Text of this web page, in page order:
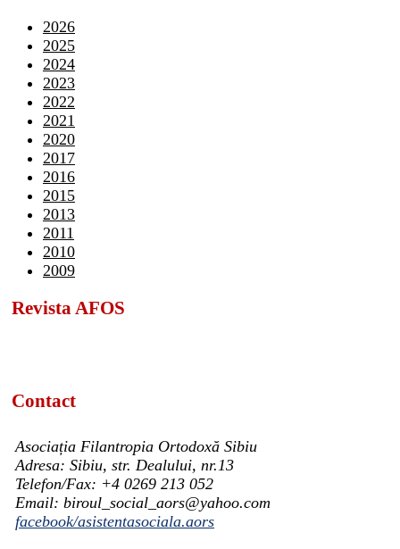
2026
2025
2024
2023
2022
2021
2020
2017
2016
2015
2013
2011
2010
2009
Revista AFOS
Contact
Asociația Filantropia Ortodoxă Sibiu
Adresa: Sibiu, str. Dealului, nr.13
Telefon/Fax: +4 0269 213 052
Email: biroul_social_aors@yahoo.com
facebook/asistentasociala.aors